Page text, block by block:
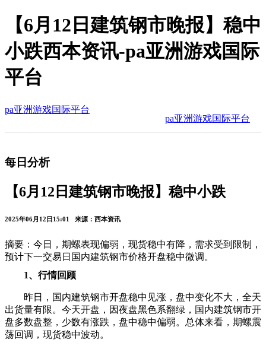
【6月12日建筑钢市晚报】稳中
小跌西本资讯-pa亚洲游戏国际
平台
pa亚洲游戏国际平台
pa亚洲游戏国际平台
每日分析
【6月12日建筑钢市晚报】稳中小跌
2025年06月12日15:01 来源：西本资讯
摘要：今日，期螺表现偏弱，现货稳中有降，需求受到限制，
预计下一交易日国内建筑钢市价格开盘稳中微调。
1、行情回顾
昨日，国内建筑钢市开盘稳中见涨，盘中变化不大，全天
出货量有限。今天开盘，因夜盘黑色系翻绿，国内建筑钢市开
盘多数盘整，少数有涨跌，盘中稳中偏弱。总体来看，期螺震
荡回调，现货稳中波动。